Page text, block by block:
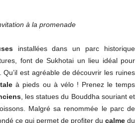
à la promenade
installées dans un parc historique
font de Sukhotai un lieu idéal pour
Qu’il est agréable de découvrir les ruines
à pieds ou à vélo ! Prenez le temps
, les statues du Bouddha souriant et
Malgré sa renommée le parc de
ce qui permet de profiter du calme du